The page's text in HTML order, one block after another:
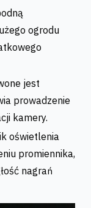
ogrodu
jest
prowadzenie
kamery.
oświetlenia
promiennika,
nagrań